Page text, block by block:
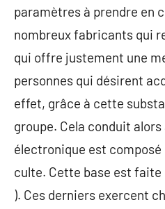
paramètres à prendre en
nombreux fabricants qui
qui offre justement une
personnes qui désirent
effet, grâce à cette
groupe. Cela conduit
électronique est
culte. Cette base est faite
). Ces derniers exercent